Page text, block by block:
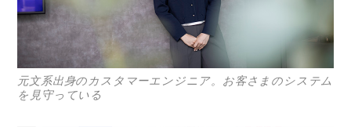
元文系出身のカスタマーエンジニア。お客さまのシステム
を見守っている